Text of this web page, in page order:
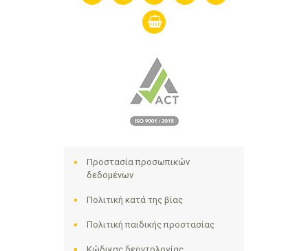
shopping-
basket
Προστασία προσωπικών
δεδομένων
Πολιτική κατά της βίας
Πολιτική παιδικής προστασίας